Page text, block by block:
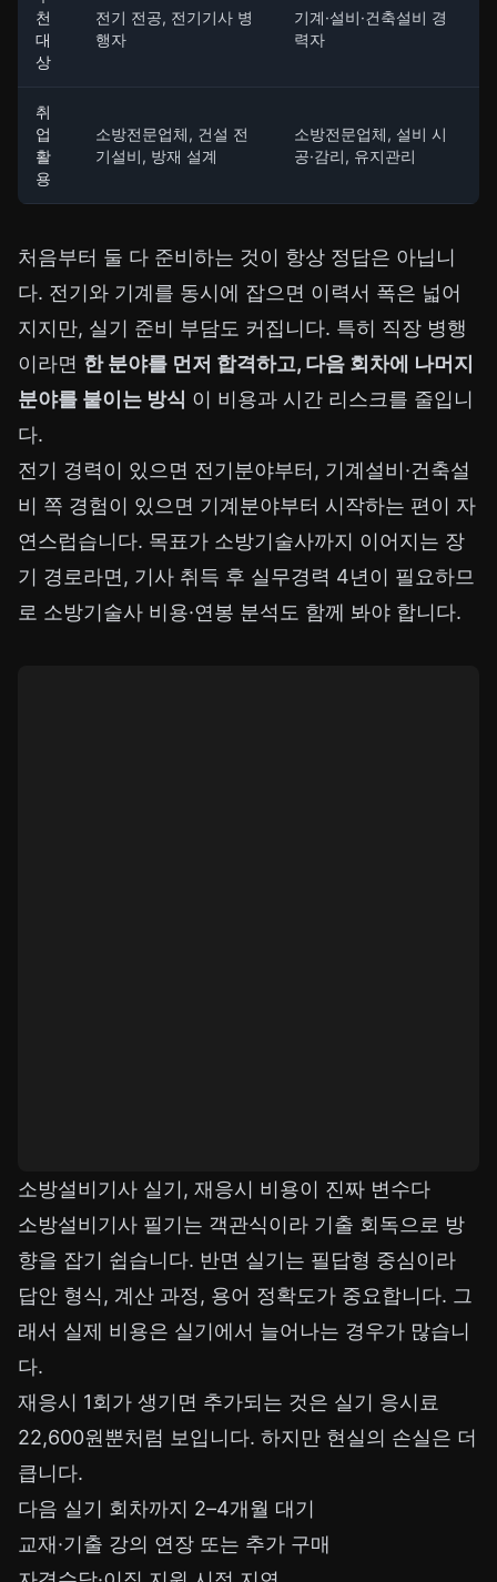
천
대
상
전기 전공, 전기기사 병
행자
기계·설비·건축설비 경
력자
취
업
활
용
소방전문업체, 건설 전
기설비, 방재 설계
소방전문업체, 설비 시
공·감리, 유지관리
처음부터 둘 다 준비하는 것이 항상 정답은 아닙니
다. 전기와 기계를 동시에 잡으면 이력서 폭은 넓어
지지만, 실기 준비 부담도 커집니다. 특히 직장 병행
이라면 한 분야를 먼저 합격하고, 다음 회차에 나머지
분야를 붙이는 방식 이 비용과 시간 리스크를 줄입니
다.
전기 경력이 있으면 전기분야부터, 기계설비·건축설
비 쪽 경험이 있으면 기계분야부터 시작하는 편이 자
연스럽습니다. 목표가 소방기술사까지 이어지는 장
기 경로라면, 기사 취득 후 실무경력 4년이 필요하므
로 소방기술사 비용·연봉 분석도 함께 봐야 합니다.
소방설비기사 실기, 재응시 비용이 진짜 변수다
소방설비기사 필기는 객관식이라 기출 회독으로 방
향을 잡기 쉽습니다. 반면 실기는 필답형 중심이라
답안 형식, 계산 과정, 용어 정확도가 중요합니다. 그
래서 실제 비용은 실기에서 늘어나는 경우가 많습니
다.
재응시 1회가 생기면 추가되는 것은 실기 응시료
22,600원뿐처럼 보입니다. 하지만 현실의 손실은 더
큽니다.
다음 실기 회차까지 2–4개월 대기
교재·기출 강의 연장 또는 추가 구매